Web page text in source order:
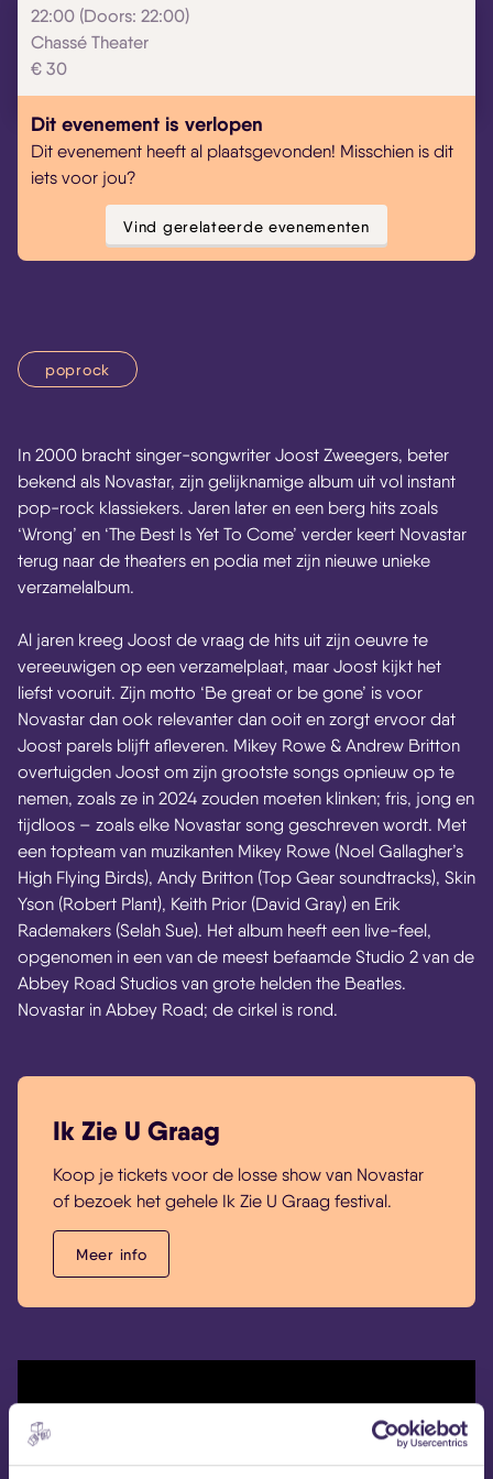
22:00 (Doors: 22:00)
Chassé Theater
€ 30
Dit evenement is verlopen
Dit evenement heeft al plaatsgevonden! Misschien is dit
iets voor jou?
Vind gerelateerde evenementen
poprock
In 2000 bracht singer-songwriter Joost Zweegers, beter
bekend als Novastar, zijn gelijknamige album uit vol instant
pop-rock klassiekers. Jaren later en een berg hits zoals
‘Wrong’ en ‘The Best Is Yet To Come’ verder keert Novastar
terug naar de theaters en podia met zijn nieuwe unieke
verzamelalbum.
Al jaren kreeg Joost de vraag de hits uit zijn oeuvre te
vereeuwigen op een verzamelplaat, maar Joost kijkt het
liefst vooruit. Zijn motto ‘Be great or be gone’ is voor
Novastar dan ook relevanter dan ooit en zorgt ervoor dat
Joost parels blijft afleveren. Mikey Rowe & Andrew Britton
overtuigden Joost om zijn grootste songs opnieuw op te
nemen, zoals ze in 2024 zouden moeten klinken; fris, jong en
tijdloos – zoals elke Novastar song geschreven wordt. Met
een topteam van muzikanten Mikey Rowe (Noel Gallagher’s
High Flying Birds), Andy Britton (Top Gear soundtracks), Skin
Yson (Robert Plant), Keith Prior (David Gray) en Erik
Rademakers (Selah Sue). Het album heeft een live-feel,
opgenomen in een van de meest befaamde Studio 2 van de
Abbey Road Studios van grote helden the Beatles.
Novastar in Abbey Road; de cirkel is rond.
Ik Zie U Graag
Koop je tickets voor de losse show van Novastar
of bezoek het gehele Ik Zie U Graag festival.
Meer info